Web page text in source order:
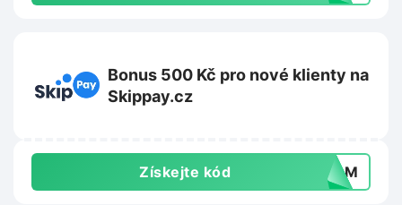
Bonus 500 Kč pro nové klienty na
Skippay.cz
Získejte kód PMGM